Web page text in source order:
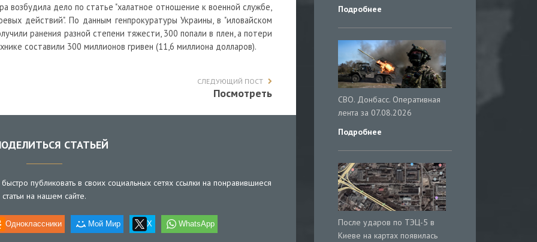
возбудила дело по статье "халатное отношение к военной службе,
действий". По данным генпрокуратуры Украины, в "иловайском
ранения разной степени тяжести, 300 попали в плен, а потери
составили 300 миллионов гривен (11,6 миллиона долларов).
СЛЕДУЮЩИЙ ПОСТ
Посмотреть
СТАТЬЕЙ
публиковать в своих социальных сетях ссылки на понравившиеся
статьи на нашем сайте.
Одноклассники Мой Мир X WhatsApp
Подробнее
СВО. Донбасс. Оперативная
лента за 07.08.2026
Подробнее
После ударов по ТЭЦ-5 в
Киеве на картах появилась